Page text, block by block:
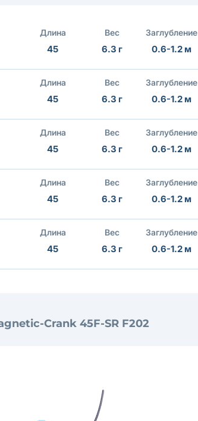
Длина
45
Вес
6.3 г
Заглубление
0.6-1.2 м
Длина
45
Вес
6.3 г
Заглубление
0.6-1.2 м
Длина
45
Вес
6.3 г
Заглубление
0.6-1.2 м
Длина
45
Вес
6.3 г
Заглубление
0.6-1.2 м
Длина
45
Вес
6.3 г
Заглубление
0.6-1.2 м
Crank 45F-SR F202